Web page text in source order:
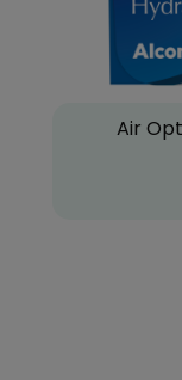
Air